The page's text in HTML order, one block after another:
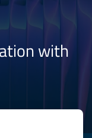
with